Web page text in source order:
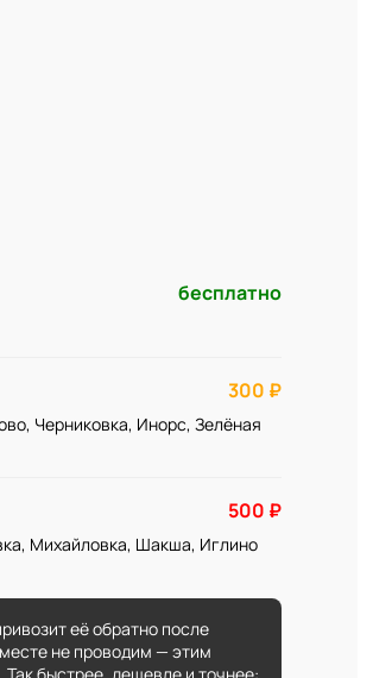
бесплатно
300 ₽
Черниковка, Инорс, Зелёная
500 ₽
Михайловка, Шакша, Иглино
её обратно после
не проводим — этим